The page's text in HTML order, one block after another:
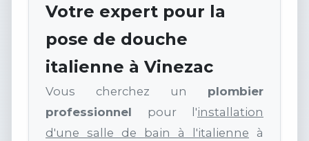
Votre expert pour la
pose de douche
italienne à Vinezac
Vous cherchez un plombier
professionnel pour l'installation
d'une salle de bain à l'italienne à